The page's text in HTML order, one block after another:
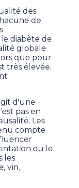
des
de
diabète de
globale
que pour
très élevée.
d'une
pas en
Les
compte
ou le
les
vin,